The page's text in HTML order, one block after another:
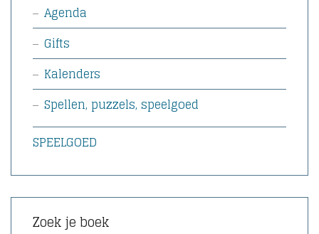
Agenda
Gifts
Kalenders
Spellen, puzzels, speelgoed
SPEELGOED
Zoek je boek